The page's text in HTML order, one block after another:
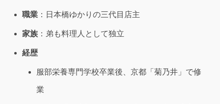
職業 ：日本橋ゆかりの三代目店主
家族 ：弟も料理人として独立
経歴
服部栄養専門学校卒業後、京都「菊乃井」で修
業